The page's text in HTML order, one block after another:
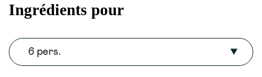
Ingrédients pour
6 pers.